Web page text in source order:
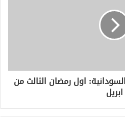
اول رمضان الثالث من
ابريل